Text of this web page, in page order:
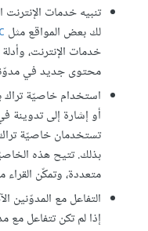
تنبيه خدمات
لك بعض المواقع مثل
خدمات الإنترنت،
محتوى جديد في
أو إشارة إلى تدوينة
تستخدمان خاصيّة
بذلك. تتيح هذه
متعددة، وتمكّن القراء
التفاعل مع المدوّنين
إذا لم تكن تتفاعل مع